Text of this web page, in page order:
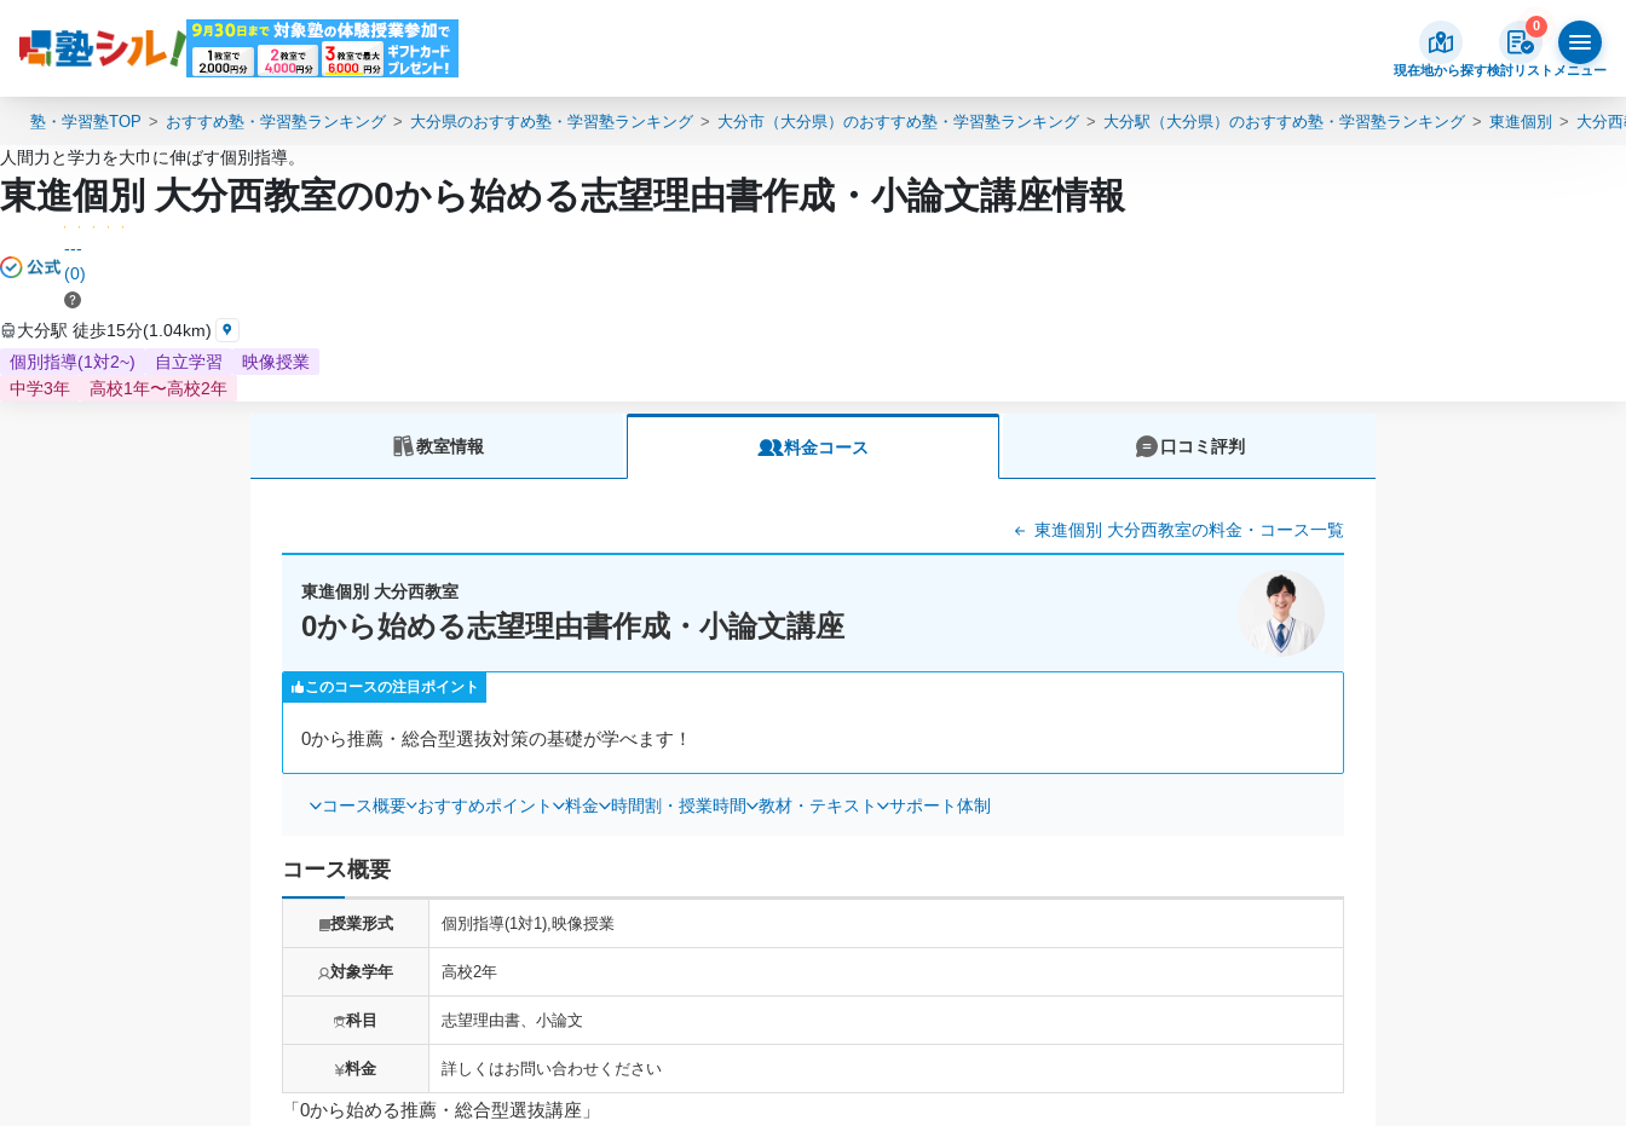
現在地から探す
0
検討リスト メニュー
塾・学習塾TOP おすすめ塾・学習塾ランキング 大分県のおすすめ塾・学習塾ランキング 大分市（大分県）のおすすめ塾・学習塾ランキング 大分駅（大分県）のおすすめ塾・学習塾ランキング 東進個別 大分
人間力と学力を大巾に伸ばす個別指導。
東進個別 大分西教室の0から始める志望理由書作成・小論文講座情報
---
(0)
大分駅 徒歩15分(1.04km)
個別指導(1対2~)
自立学習
映像授業
中学3年
高校1年〜高校2年
教室情報 料金コース 口コミ評判
東進個別 大分西教室の料金・コース一覧
東進個別 大分西教室
0から始める志望理由書作成・小論文講座
このコースの注目ポイント
0から推薦・総合型選抜対策の基礎が学べます！
コース概要 おすすめポイント 料金 時間割・授業時間 教材・テキスト サポート体制
コース概要
授業形式 個別指導(1対1),映像授業
対象学年 高校2年
科目 志望理由書、小論文
料金 詳しくはお問い合わせください
「0から始める推薦・総合型選抜講座」